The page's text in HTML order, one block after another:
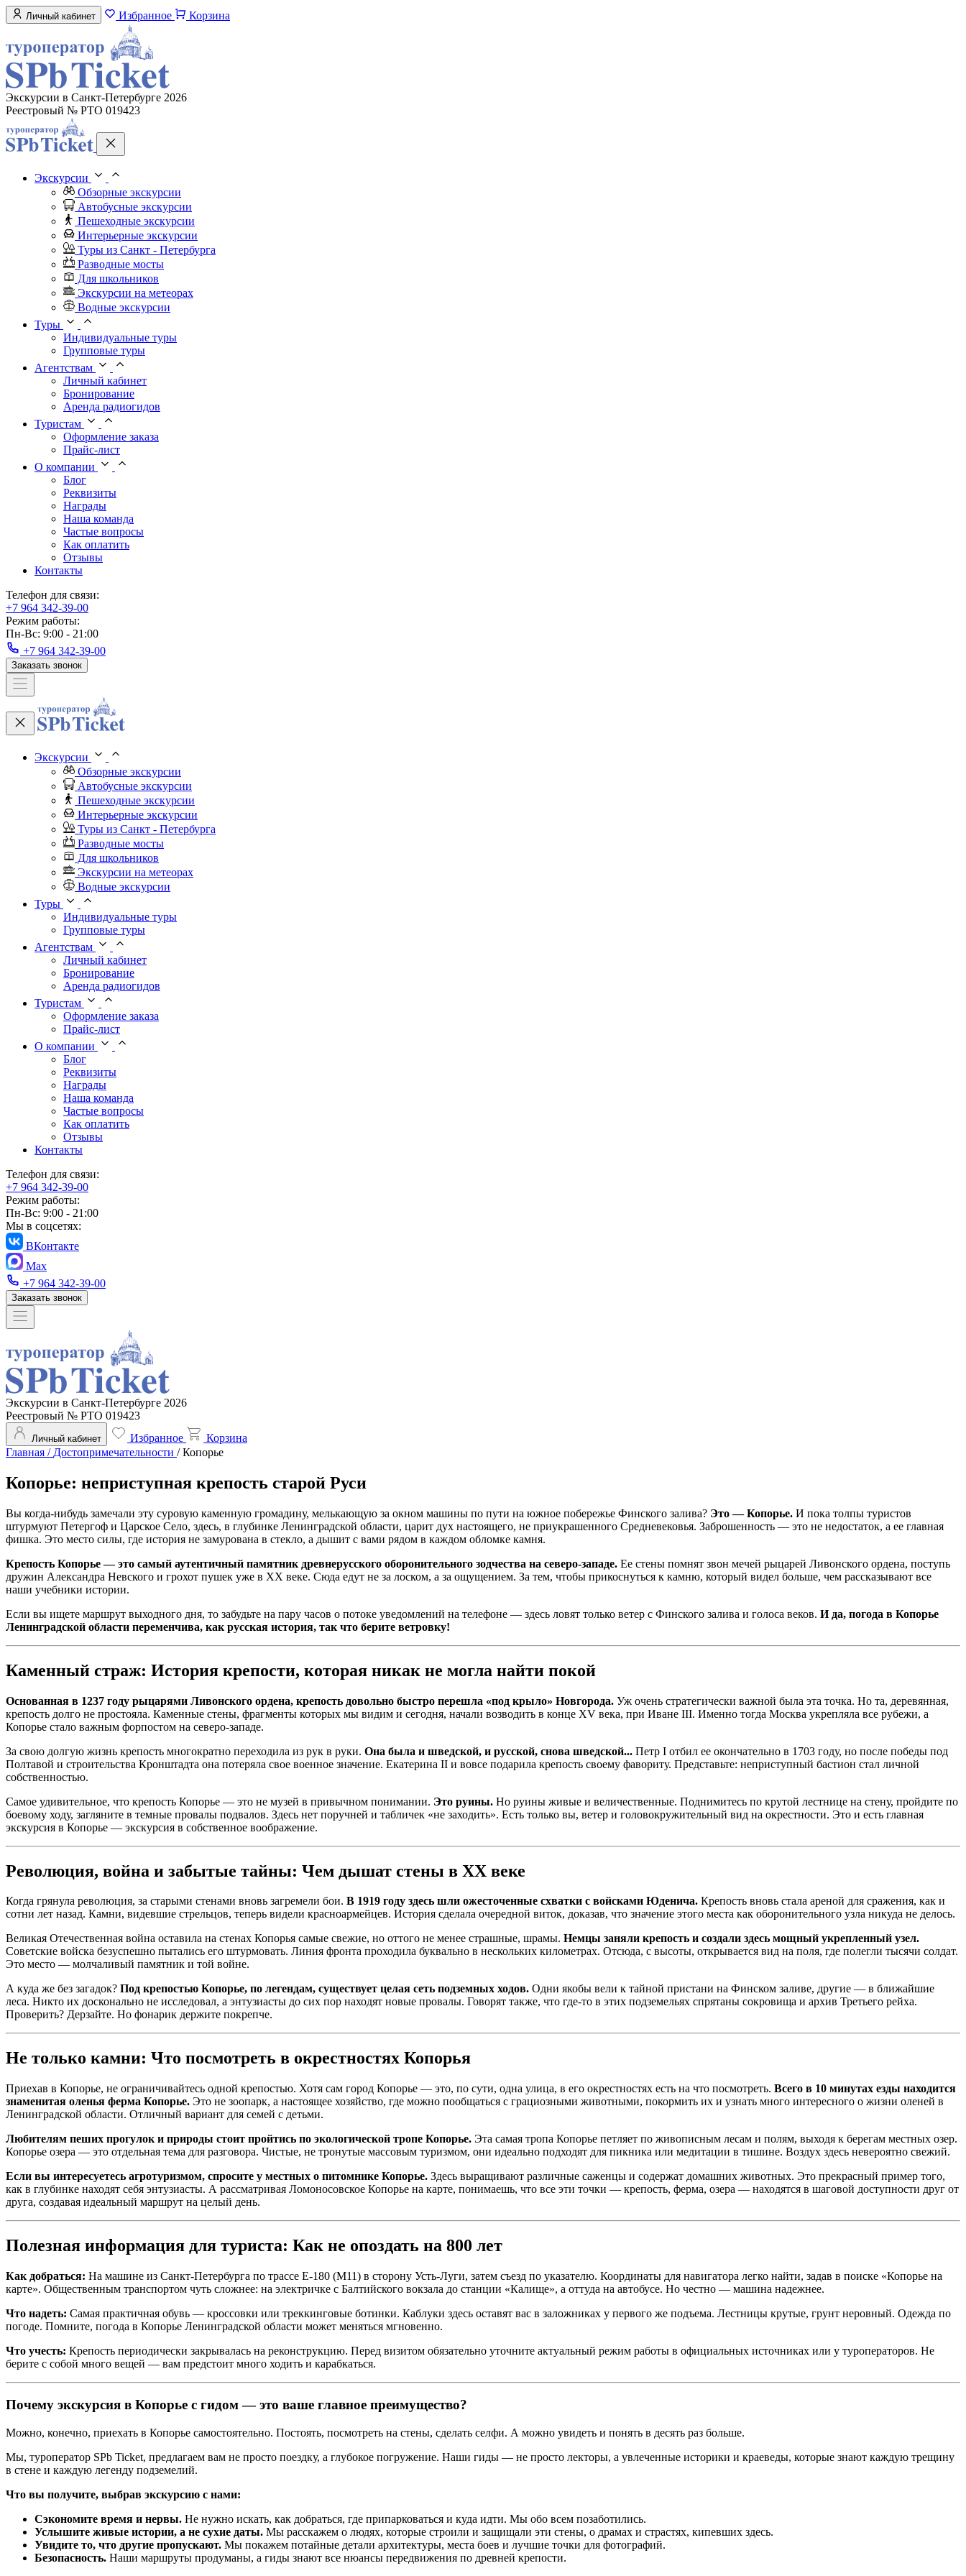
Личный кабинет Избранное Корзина
Экскурсии в Санкт-Петербурге 2026
Реестровый № РТО 019423
Экскурсии
Обзорные экскурсии
Автобусные экскурсии
Пешеходные экскурсии
Интерьерные экскурсии
Туры из Санкт - Петербурга
Разводные мосты
Для школьников
Экскурсии на метеорах
Водные экскурсии
Туры
Индивидуальные туры
Групповые туры
Агентствам
Личный кабинет
Бронирование
Аренда радиогидов
Туристам
Оформление заказа
Прайс-лист
О компании
Блог
Реквизиты
Награды
Наша команда
Частые вопросы
Как оплатить
Отзывы
Контакты
Телефон для связи:
+7 964 342-39-00
Режим работы:
Пн-Вс: 9:00 - 21:00
+7 964 342-39-00
Заказать звонок
Экскурсии
Обзорные экскурсии
Автобусные экскурсии
Пешеходные экскурсии
Интерьерные экскурсии
Туры из Санкт - Петербурга
Разводные мосты
Для школьников
Экскурсии на метеорах
Водные экскурсии
Туры
Индивидуальные туры
Групповые туры
Агентствам
Личный кабинет
Бронирование
Аренда радиогидов
Туристам
Оформление заказа
Прайс-лист
О компании
Блог
Реквизиты
Награды
Наша команда
Частые вопросы
Как оплатить
Отзывы
Контакты
Телефон для связи:
+7 964 342-39-00
Режим работы:
Пн-Вс: 9:00 - 21:00
Мы в соцсетях:
ВКонтакте
Max
+7 964 342-39-00
Заказать звонок
Экскурсии в Санкт-Петербурге 2026
Реестровый № РТО 019423
Личный кабинет Избранное
Корзина
Главная / Достопримечательности /Копорье
Копорье: неприступная крепость старой Руси
Вы когда-нибудь замечали эту суровую каменную громадину, мелькающую за окном машины по пути на южное побережье Финского залива? Это — Копорье. И пока толпы туристов
штурмуют Петергоф и Царское Село, здесь, в глубинке Ленинградской области, царит дух настоящего, не приукрашенного Средневековья. Заброшенность — это не недостаток, а ее главная
фишка. Это место силы, где история не замурована в стекло, а дышит с вами рядом в каждом обломке камня.
Крепость Копорье — это самый аутентичный памятник древнерусского оборонительного зодчества на северо-западе. Ее стены помнят звон мечей рыцарей Ливонского ордена, поступь
дружин Александра Невского и грохот пушек уже в ХХ веке. Сюда едут не за лоском, а за ощущением. За тем, чтобы прикоснуться к камню, который видел больше, чем рассказывают все
наши учебники истории.
Если вы ищете маршрут выходного дня, то забудьте на пару часов о потоке уведомлений на телефоне — здесь ловят только ветер с Финского залива и голоса веков. И да, погода в Копорье
Ленинградской области переменчива, как русская история, так что берите ветровку!
Каменный страж: История крепости, которая никак не могла найти покой
Основанная в 1237 году рыцарями Ливонского ордена, крепость довольно быстро перешла «под крыло» Новгорода. Уж очень стратегически важной была эта точка. Но та, деревянная,
крепость долго не простояла. Каменные стены, фрагменты которых мы видим и сегодня, начали возводить в конце XV века, при Иване III. Именно тогда Москва укрепляла все рубежи, а
Копорье стало важным форпостом на северо-западе.
За свою долгую жизнь крепость многократно переходила из рук в руки. Она была и шведской, и русской, снова шведской... Петр I отбил ее окончательно в 1703 году, но после победы под
Полтавой и строительства Кронштадта она потеряла свое военное значение. Екатерина II и вовсе подарила крепость своему фавориту. Представьте: неприступный бастион стал личной
собственностью.
Самое удивительное, что крепость Копорье — это не музей в привычном понимании. Это руины. Но руины живые и величественные. Поднимитесь по крутой лестнице на стену, пройдите по
боевому ходу, загляните в темные провалы подвалов. Здесь нет поручней и табличек «не заходить». Есть только вы, ветер и головокружительный вид на окрестности. Это и есть главная
экскурсия в Копорье — экскурсия в собственное воображение.
Революция, война и забытые тайны: Чем дышат стены в XX веке
Когда грянула революция, за старыми стенами вновь загремели бои. В 1919 году здесь шли ожесточенные схватки с войсками Юденича. Крепость вновь стала ареной для сражения, как и
сотни лет назад. Камни, видевшие стрельцов, теперь видели красноармейцев. История сделала очередной виток, доказав, что значение этого места как оборонительного узла никуда не делось.
Великая Отечественная война оставила на стенах Копорья самые свежие, но оттого не менее страшные, шрамы. Немцы заняли крепость и создали здесь мощный укрепленный узел.
Советские войска безуспешно пытались его штурмовать. Линия фронта проходила буквально в нескольких километрах. Отсюда, с высоты, открывается вид на поля, где полегли тысячи солдат.
Это место — молчаливый памятник и той войне.
А куда же без загадок? Под крепостью Копорье, по легендам, существует целая сеть подземных ходов. Одни якобы вели к тайной пристани на Финском заливе, другие — в ближайшие
леса. Никто их досконально не исследовал, а энтузиасты до сих пор находят новые провалы. Говорят также, что где-то в этих подземельях спрятаны сокровища и архив Третьего рейха.
Проверить? Дерзайте. Но фонарик держите покрепче.
Не только камни: Что посмотреть в окрестностях Копорья
Приехав в Копорье, не ограничивайтесь одной крепостью. Хотя сам город Копорье — это, по сути, одна улица, в его окрестностях есть на что посмотреть. Всего в 10 минутах езды находится
знаменитая оленья ферма Копорье. Это не зоопарк, а настоящее хозяйство, где можно пообщаться с грациозными животными, покормить их и узнать много интересного о жизни оленей в
Ленинградской области. Отличный вариант для семей с детьми.
Любителям пеших прогулок и природы стоит пройтись по экологической тропе Копорье. Эта самая тропа Копорье петляет по живописным лесам и полям, выходя к берегам местных озер.
Копорье озера — это отдельная тема для разговора. Чистые, не тронутые массовым туризмом, они идеально подходят для пикника или медитации в тишине. Воздух здесь невероятно свежий.
Если вы интересуетесь агротуризмом, спросите у местных о питомнике Копорье. Здесь выращивают различные саженцы и содержат домашних животных. Это прекрасный пример того,
как в глубинке находят себя энтузиасты. А рассматривая Ломоносовское Копорье на карте, понимаешь, что все эти точки — крепость, ферма, озера — находятся в шаговой доступности друг от
друга, создавая идеальный маршрут на целый день.
Полезная информация для туриста: Как не опоздать на 800 лет
Как добраться: На машине из Санкт-Петербурга по трассе Е-180 (М11) в сторону Усть-Луги, затем съезд по указателю. Координаты для навигатора легко найти, задав в поиске «Копорье на
карте». Общественным транспортом чуть сложнее: на электричке с Балтийского вокзала до станции «Калище», а оттуда на автобусе. Но честно — машина надежнее.
Что надеть: Самая практичная обувь — кроссовки или треккинговые ботинки. Каблуки здесь оставят вас в заложниках у первого же подъема. Лестницы крутые, грунт неровный. Одежда по
погоде. Помните, погода в Копорье Ленинградской области может меняться мгновенно.
Что учесть: Крепость периодически закрывалась на реконструкцию. Перед визитом обязательно уточните актуальный режим работы в официальных источниках или у туроператоров. Не
берите с собой много вещей — вам предстоит много ходить и карабкаться.
Почему экскурсия в Копорье с гидом — это ваше главное преимущество?
Можно, конечно, приехать в Копорье самостоятельно. Постоять, посмотреть на стены, сделать селфи. А можно увидеть и понять в десять раз больше.
Мы, туроператор SPb Ticket, предлагаем вам не просто поездку, а глубокое погружение. Наши гиды — не просто лекторы, а увлеченные историки и краеведы, которые знают каждую трещину
в стене и каждую легенду подземелий.
Что вы получите, выбрав экскурсию с нами:
Сэкономите время и нервы. Не нужно искать, как добраться, где припарковаться и куда идти. Мы обо всем позаботились.
Услышите живые истории, а не сухие даты. Мы расскажем о людях, которые строили и защищали эти стены, о драмах и страстях, кипевших здесь.
Увидите то, что другие пропускают. Мы покажем потайные детали архитектуры, места боев и лучшие точки для фотографий.
Безопасность. Наши маршруты продуманы, а гиды знают все нюансы передвижения по древней крепости.